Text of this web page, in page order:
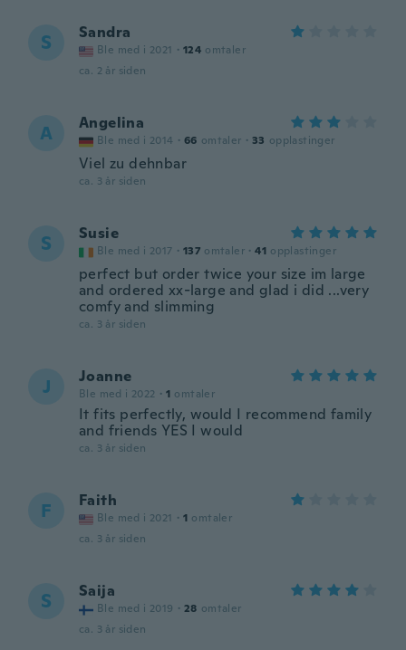
S Sandra
Ble med i 2021 · 124 omtaler
ca. 2 år siden
A Angelina
Ble med i 2014 · 66 omtaler · 33 opplastinger
Viel zu dehnbar
ca. 3 år siden
S Susie
Ble med i 2017 · 137 omtaler · 41 opplastinger
perfect but order twice your size im large
and ordered xx-large and glad i did ...very
comfy and slimming
ca. 3 år siden
J Joanne
Ble med i 2022 · 1 omtaler
It fits perfectly, would I recommend family
and friends YES I would
ca. 3 år siden
F Faith
Ble med i 2021 · 1 omtaler
ca. 3 år siden
S Saija
Ble med i 2019 · 28 omtaler
ca. 3 år siden